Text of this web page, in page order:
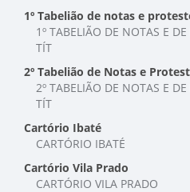
1º Tabelião de notas e
1º TABELIÃO DE NOTAS E
TÍT
2º Tabelião de Notas e
2º TABELIÃO DE NOTAS E
TÍT
Cartório Ibaté
CARTÓRIO IBATÉ
Cartório Vila Prado
CARTÓRIO VILA PRADO